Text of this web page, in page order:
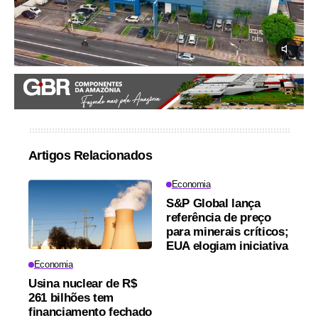
Artigos Relacionados
Economia
Usina nuclear de R$
261 bilhões tem
financiamento fechado
Economia
S&P Global lança
referência de preço
para minerais críticos;
EUA elogiam iniciativa